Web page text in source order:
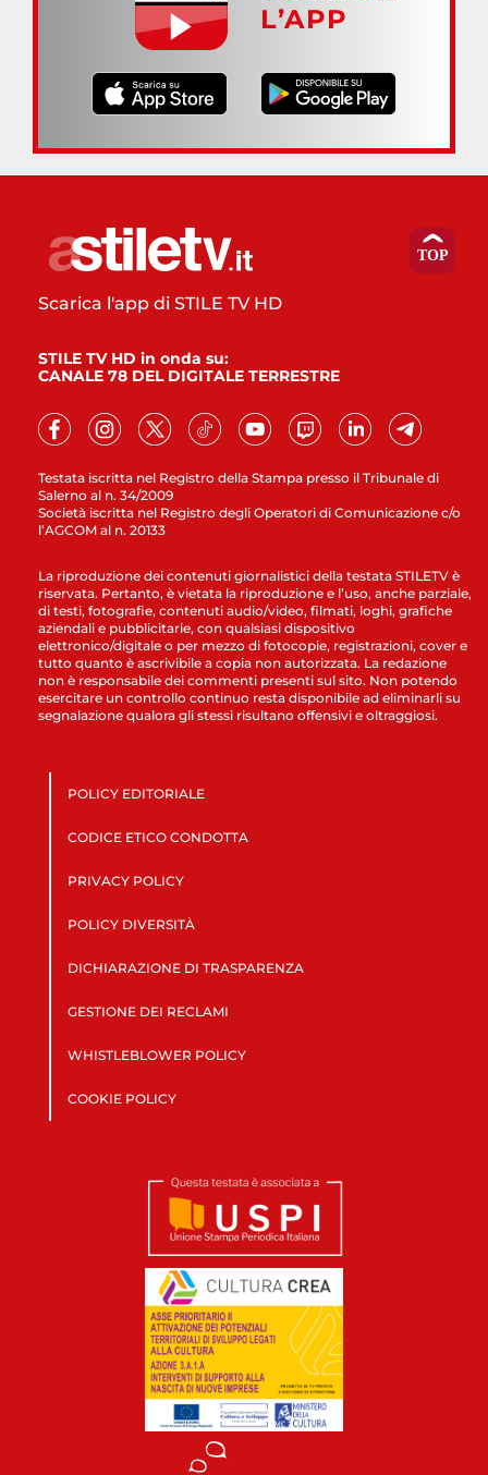
L’APP
Testata iscritta nel Registro della Stampa presso il Tribunale di
Salerno al n. 34/2009
Società iscritta nel Registro degli Operatori di Comunicazione c/o
l’AGCOM al n. 20133
Scarica l'app di STILE TV HD
STILE TV HD in onda su:
CANALE 78 DEL DIGITALE TERRESTRE
La riproduzione dei contenuti giornalistici della testata STILETV è
riservata. Pertanto, è vietata la riproduzione e l’uso, anche parziale,
di testi, fotografie, contenuti audio/video, filmati, loghi, grafiche
aziendali e pubblicitarie, con qualsiasi dispositivo
elettronico/digitale o per mezzo di fotocopie, registrazioni, cover e
tutto quanto è ascrivibile a copia non autorizzata. La redazione
non è responsabile dei commenti presenti sul sito. Non potendo
esercitare un controllo continuo resta disponibile ad eliminarli su
segnalazione qualora gli stessi risultano offensivi e oltraggiosi.
POLICY EDITORIALE
CODICE ETICO CONDOTTA
PRIVACY POLICY
POLICY DIVERSITÀ
DICHIARAZIONE DI TRASPARENZA
GESTIONE DEI RECLAMI
WHISTLEBLOWER POLICY
COOKIE POLICY